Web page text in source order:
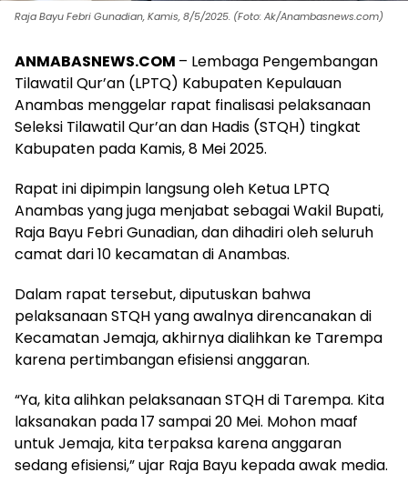
Raja Bayu Febri Gunadian, Kamis, 8/5/2025. (Foto: Ak/Anambasnews.com)
ANMABASNEWS.COM – Lembaga Pengembangan
Tilawatil Qur’an (LPTQ) Kabupaten Kepulauan
Anambas menggelar rapat finalisasi pelaksanaan
Seleksi Tilawatil Qur’an dan Hadis (STQH) tingkat
Kabupaten pada Kamis, 8 Mei 2025.
Rapat ini dipimpin langsung oleh Ketua LPTQ
Anambas yang juga menjabat sebagai Wakil Bupati,
Raja Bayu Febri Gunadian, dan dihadiri oleh seluruh
camat dari 10 kecamatan di Anambas.
Dalam rapat tersebut, diputuskan bahwa
pelaksanaan STQH yang awalnya direncanakan di
Kecamatan Jemaja, akhirnya dialihkan ke Tarempa
karena pertimbangan efisiensi anggaran.
“Ya, kita alihkan pelaksanaan STQH di Tarempa. Kita
laksanakan pada 17 sampai 20 Mei. Mohon maaf
untuk Jemaja, kita terpaksa karena anggaran
sedang efisiensi,” ujar Raja Bayu kepada awak media.